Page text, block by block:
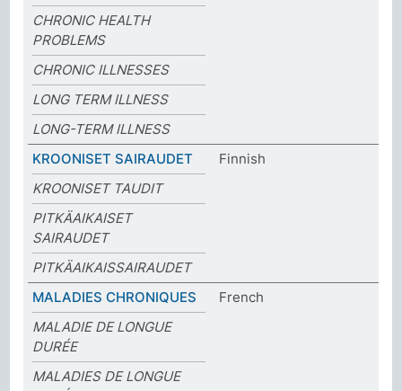
CHRONIC HEALTH
PROBLEMS
CHRONIC ILLNESSES
LONG TERM ILLNESS
LONG-TERM ILLNESS
KROONISET SAIRAUDET
Finnish
KROONISET TAUDIT
PITKÄAIKAISET
SAIRAUDET
PITKÄAIKAISSAIRAUDET
MALADIES CHRONIQUES
French
MALADIE DE LONGUE
DURÉE
MALADIES DE LONGUE